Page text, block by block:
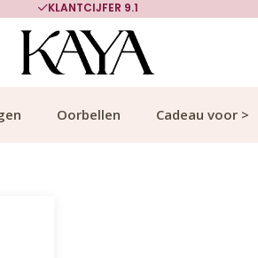
KLANTCIJFER 9.1
Oorbellen Cadeau voor >